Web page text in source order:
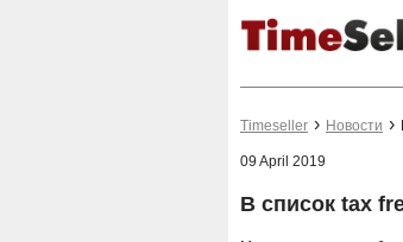
Timeseller Новости
09 April 2019
В список tax